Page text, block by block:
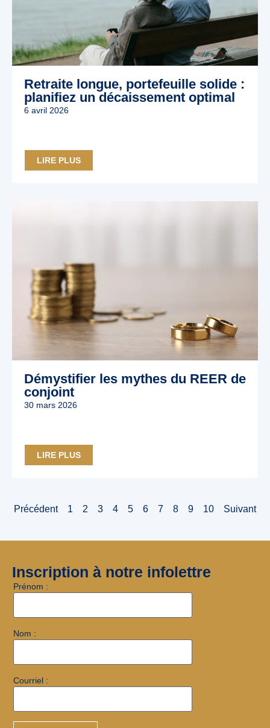
Retraite longue, portefeuille solide :
planifiez un décaissement optimal
6 avril 2026
LIRE PLUS
Démystifier les mythes du REER de
conjoint
30 mars 2026
LIRE PLUS
Précédent 1 2 3 4 5 6 7 8 9 10 Suivant
Inscription à notre infolettre
Prénom :
Nom :
Courriel :